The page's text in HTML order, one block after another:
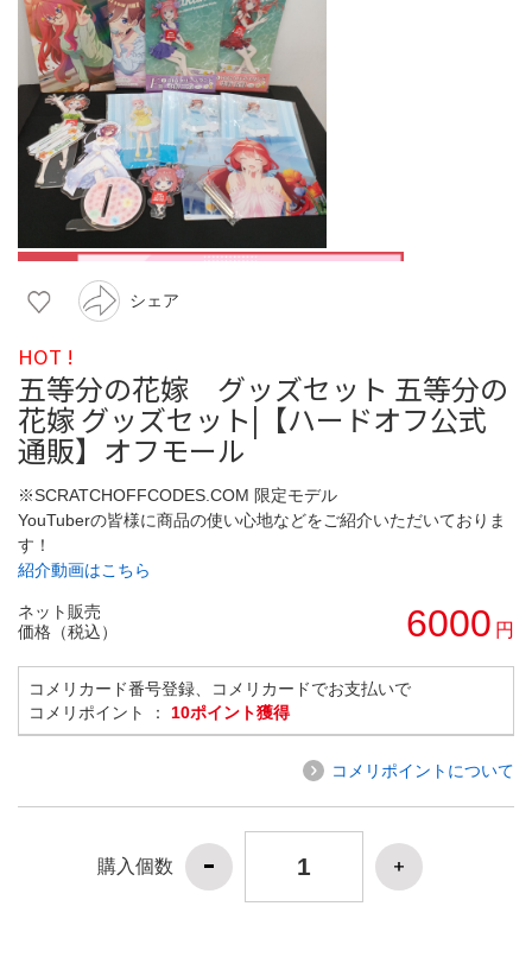
シェア
HOT !
五等分の花嫁 グッズセット 五等分の
花嫁 グッズセット|【ハードオフ公式
通販】オフモール
※SCRATCHOFFCODES.COM 限定モデル
YouTuberの皆様に商品の使い心地などをご紹介いただいておりま
す！
紹介動画はこちら
ネット販売
価格（税込）
6000 円
コメリカード番号登録、コメリカードでお支払いで
コメリポイント ： 10ポイント獲得
コメリポイントについて
購入個数